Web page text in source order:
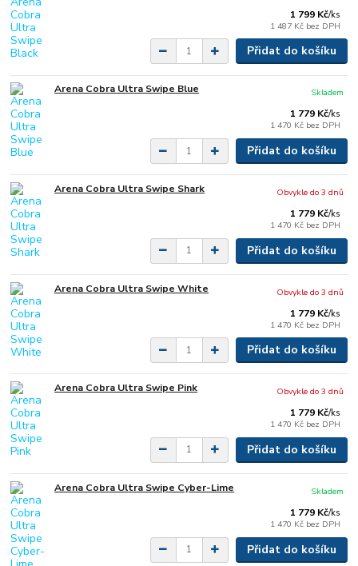
1 799 Kč/ks
1 487 Kč bez DPH
Přidat do košíku
Arena Cobra Ultra Swipe Blue
1 779 Kč/ks
1 470 Kč bez DPH
Skladem
Přidat do košíku
Arena Cobra Ultra Swipe Shark
1 779 Kč/ks
1 470 Kč bez DPH
Obvykle do 3 dnů
Přidat do košíku
Arena Cobra Ultra Swipe White
1 779 Kč/ks
1 470 Kč bez DPH
Obvykle do 3 dnů
Přidat do košíku
Arena Cobra Ultra Swipe Pink
1 779 Kč/ks
1 470 Kč bez DPH
Obvykle do 3 dnů
Přidat do košíku
Arena Cobra Ultra Swipe Cyber-Lime
1 779 Kč/ks
1 470 Kč bez DPH
Skladem
Přidat do košíku